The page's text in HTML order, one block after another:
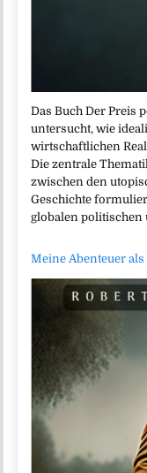
Das Buch Der Preis
untersucht, wie
wirtschaftlichen
Die zentrale
zwischen den
Geschichte
globalen
Meine Abenteuer als